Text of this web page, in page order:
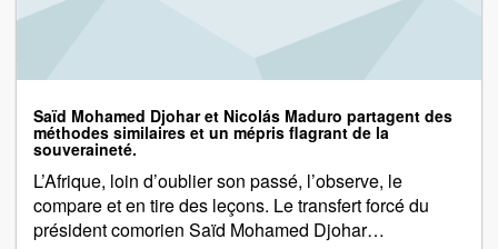
Saïd Mohamed Djohar et Nicolás Maduro partagent des
méthodes similaires et un mépris flagrant de la
souveraineté.
L’Afrique, loin d’oublier son passé, l’observe, le
compare et en tire des leçons. Le transfert forcé du
président comorien Saïd Mohamed Djohar…